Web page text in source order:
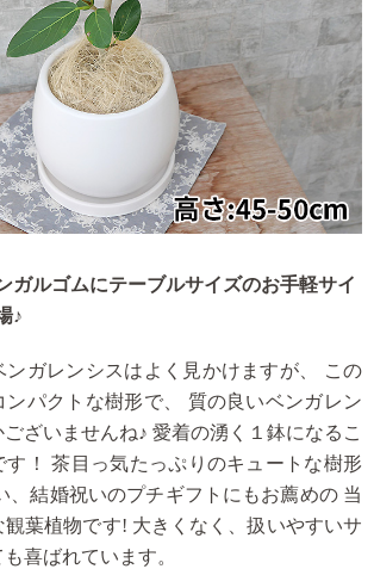
ガルゴムにテーブルサイズのお手軽サイ
♪
ガレンシスはよく見かけますが、
この
パクトな樹形で、
質の良いベンガレン
ざいませんね♪ 愛着の湧く１鉢になるこ
！
茶目っ気たっぷりのキュートな樹形
、結婚祝いのプチギフトにもお薦めの当
観葉植物です! 大きくなく、扱いやすいサ
喜ばれています。